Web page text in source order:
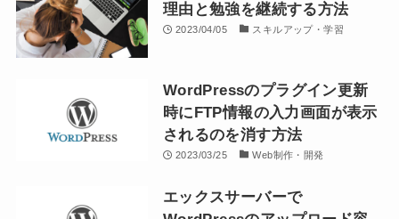
理由と勉強を継続する方法
2023/04/05 スキルアップ・学習
WordPressのプラグイン更新
時にFTP情報の入力画面が表示
されるのを消す方法
2023/03/25 Web制作・開発
エックスサーバーで